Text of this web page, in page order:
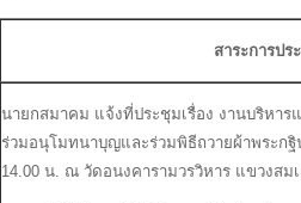
สาระการป
นายกสมาคม แจ้งที่ประชุมเรื่อง งานบริหา
ร่วมอนุโมทนาบุญและร่วมพิธีถวายผ้าพระก
14.00 น. ณ วัดอนงคารามวรวิหาร แขวงส